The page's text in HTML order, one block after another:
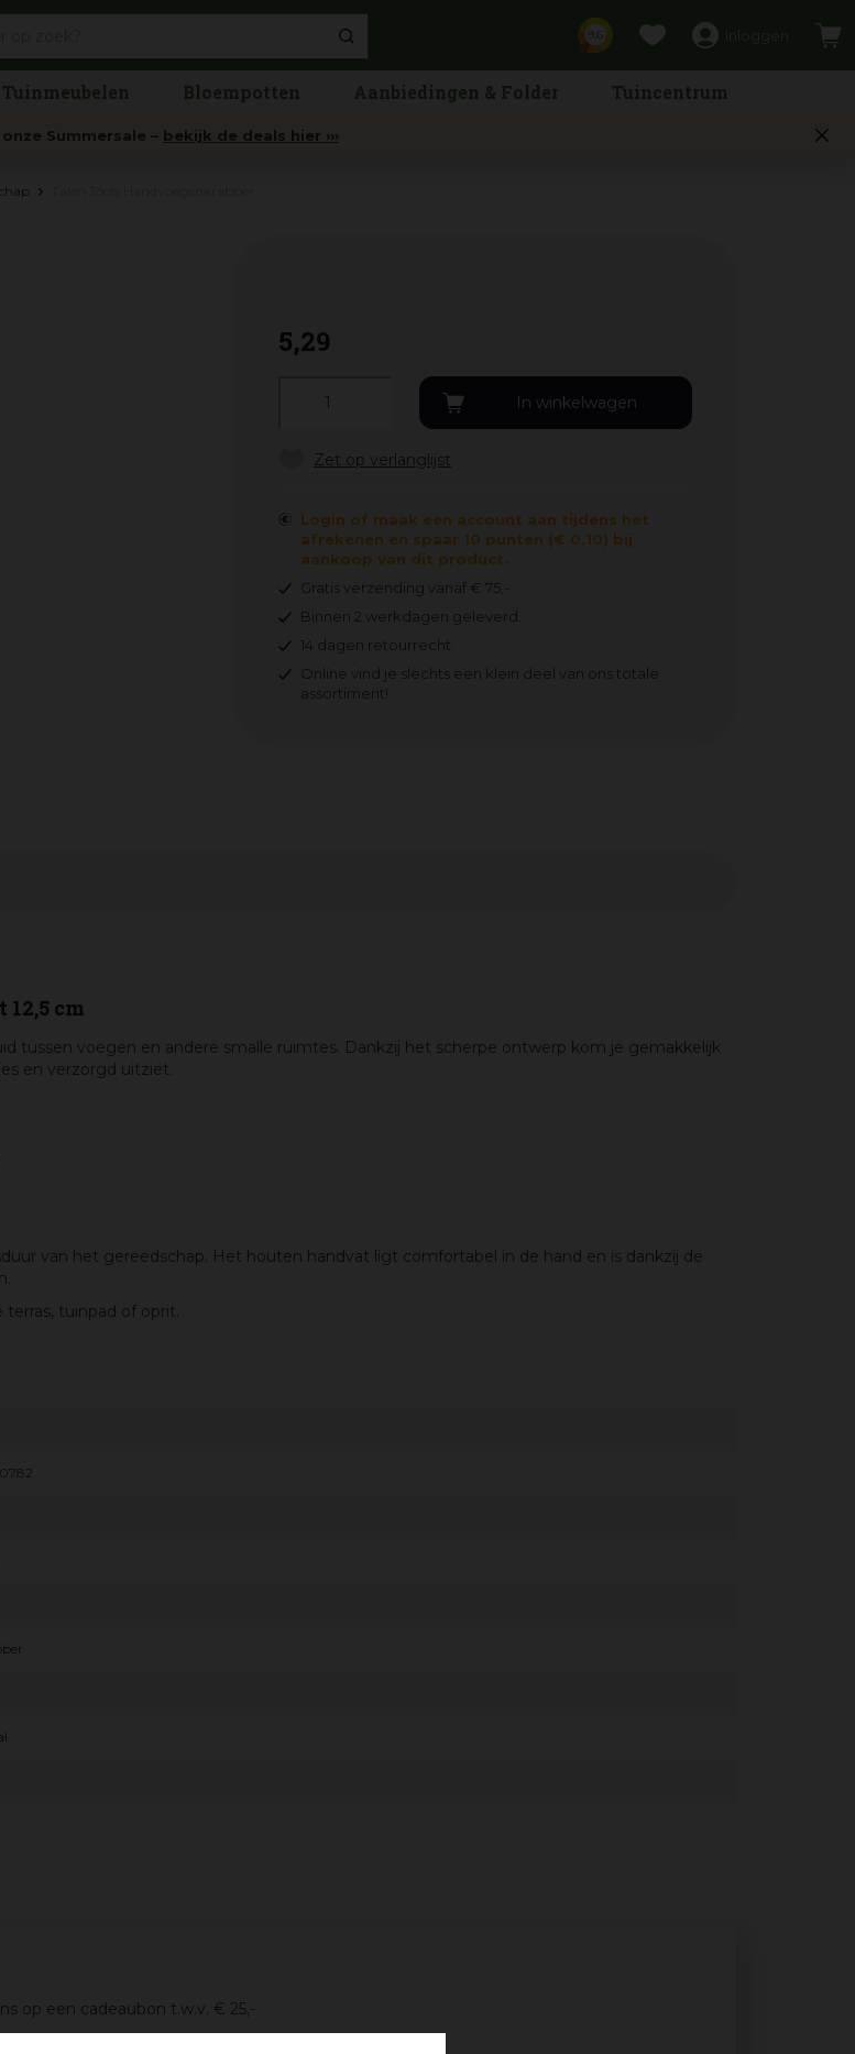
Tuinmeubelen Bloempotten Aanbiedingen & Folder Tuincentrum
Summersale – bekijk de deals hier ›››
5,29
Login of maak een account aan tijdens het
afrekenen en spaar 10 punten (€ 0,10) bij
aankoop van dit product.
Gratis verzending vanaf € 75,-
Binnen 2 werkdagen geleverd.
14 dagen retourrecht.
Online vind je slechts een klein deel van ons totale
assortiment!
cm
tussen voegen en andere smalle ruimtes. Dankzij het scherpe ontwerp kom je gemakkelijk
en verzorgd uitziet.
van het gereedschap. Het houten handvat ligt comfortabel in de hand en is dankzij de
tuinpad of oprit.
op een cadeaubon t.w.v. € 25,-